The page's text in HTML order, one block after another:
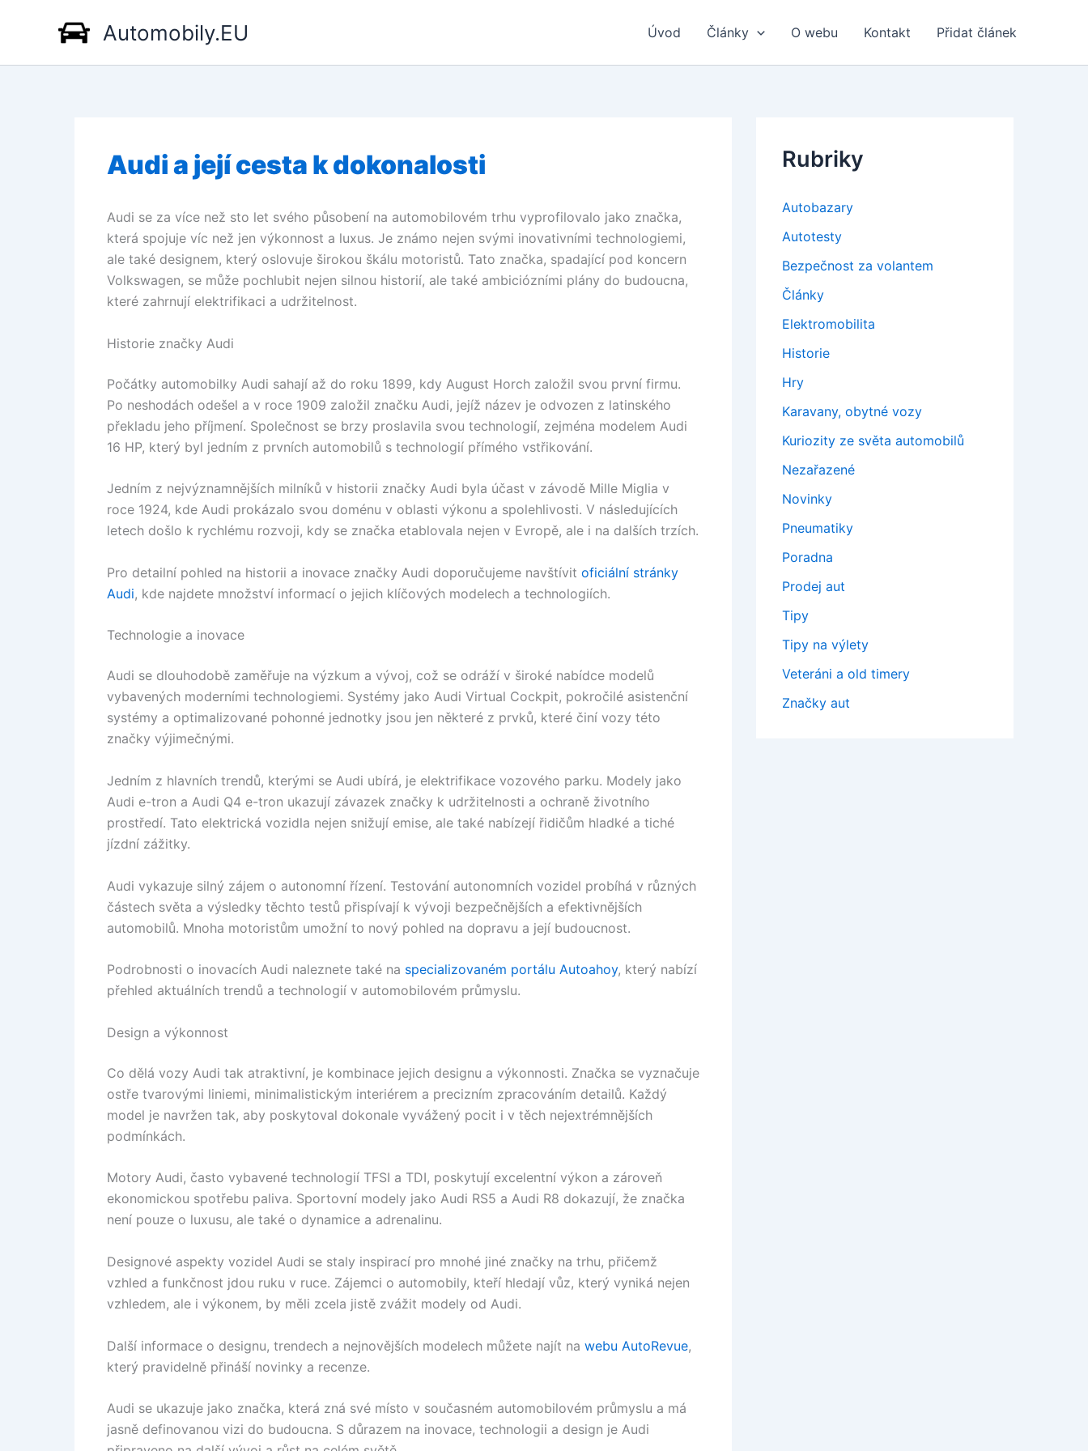
Automobily.EU Úvod Články O webu Kontakt Přidat článek
Audi a její cesta k dokonalosti
Audi se za více než sto let svého působení na automobilovém trhu vyprofilovalo jako značka,
která spojuje víc než jen výkonnost a luxus. Je známo nejen svými inovativními technologiemi,
ale také designem, který oslovuje širokou škálu motoristů. Tato značka, spadající pod koncern
Volkswagen, se může pochlubit nejen silnou historií, ale také ambiciózními plány do budoucna,
které zahrnují elektrifikaci a udržitelnost.
Historie značky Audi
Počátky automobilky Audi sahají až do roku 1899, kdy August Horch založil svou první firmu.
Po neshodách odešel a v roce 1909 založil značku Audi, jejíž název je odvozen z latinského
překladu jeho příjmení. Společnost se brzy proslavila svou technologií, zejména modelem Audi
16 HP, který byl jedním z prvních automobilů s technologií přímého vstřikování.
Jedním z nejvýznamnějších milníků v historii značky Audi byla účast v závodě Mille Miglia v
roce 1924, kde Audi prokázalo svou doménu v oblasti výkonu a spolehlivosti. V následujících
letech došlo k rychlému rozvoji, kdy se značka etablovala nejen v Evropě, ale i na dalších trzích.
Pro detailní pohled na historii a inovace značky Audi doporučujeme navštívit oficiální stránky
Audi, kde najdete množství informací o jejich klíčových modelech a technologiích.
Technologie a inovace
Audi se dlouhodobě zaměřuje na výzkum a vývoj, což se odráží v široké nabídce modelů
vybavených moderními technologiemi. Systémy jako Audi Virtual Cockpit, pokročilé asistenční
systémy a optimalizované pohonné jednotky jsou jen některé z prvků, které činí vozy této
značky výjimečnými.
Jedním z hlavních trendů, kterými se Audi ubírá, je elektrifikace vozového parku. Modely jako
Audi e-tron a Audi Q4 e-tron ukazují závazek značky k udržitelnosti a ochraně životního
prostředí. Tato elektrická vozidla nejen snižují emise, ale také nabízejí řidičům hladké a tiché
jízdní zážitky.
Audi vykazuje silný zájem o autonomní řízení. Testování autonomních vozidel probíhá v různých
částech světa a výsledky těchto testů přispívají k vývoji bezpečnějších a efektivnějších
automobilů. Mnoha motoristům umožní to nový pohled na dopravu a její budoucnost.
Podrobnosti o inovacích Audi naleznete také na specializovaném portálu Autoahoy, který nabízí
přehled aktuálních trendů a technologií v automobilovém průmyslu.
Design a výkonnost
Co dělá vozy Audi tak atraktivní, je kombinace jejich designu a výkonnosti. Značka se vyznačuje
ostře tvarovými liniemi, minimalistickým interiérem a precizním zpracováním detailů. Každý
model je navržen tak, aby poskytoval dokonale vyvážený pocit i v těch nejextrémnějších
podmínkách.
Motory Audi, často vybavené technologií TFSI a TDI, poskytují excelentní výkon a zároveň
ekonomickou spotřebu paliva. Sportovní modely jako Audi RS5 a Audi R8 dokazují, že značka
není pouze o luxusu, ale také o dynamice a adrenalinu.
Designové aspekty vozidel Audi se staly inspirací pro mnohé jiné značky na trhu, přičemž
vzhled a funkčnost jdou ruku v ruce. Zájemci o automobily, kteří hledají vůz, který vyniká nejen
vzhledem, ale i výkonem, by měli zcela jistě zvážit modely od Audi.
Další informace o designu, trendech a nejnovějších modelech můžete najít na webu AutoRevue,
který pravidelně přináší novinky a recenze.
Audi se ukazuje jako značka, která zná své místo v současném automobilovém průmyslu a má
jasně definovanou vizi do budoucna. S důrazem na inovace, technologii a design je Audi
Rubriky
Autobazary
Autotesty
Bezpečnost za volantem
Články
Elektromobilita
Historie
Hry
Karavany, obytné vozy
Kuriozity ze světa automobilů
Nezařazené
Novinky
Pneumatiky
Poradna
Prodej aut
Tipy
Tipy na výlety
Veteráni a old timery
Značky aut